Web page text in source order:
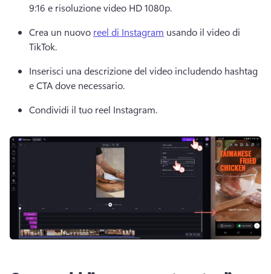
9:16 e risoluzione video HD 1080p.
Crea un nuovo reel di Instagram usando il video di
TikTok.
Inserisci una descrizione del video includendo hashtag
e CTA dove necessario.
Condividi il tuo reel Instagram.